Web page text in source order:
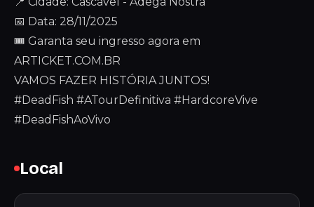
📅 Data: 28/11/2025
🎟 Garanta seu ingresso agora em
ARTICKET.COM.BR
VAMOS FAZER HISTÓRIA JUNTOS!
#DeadFish #ATourDefinitiva #HardcoreVive
#DeadFishAoVivo
Local